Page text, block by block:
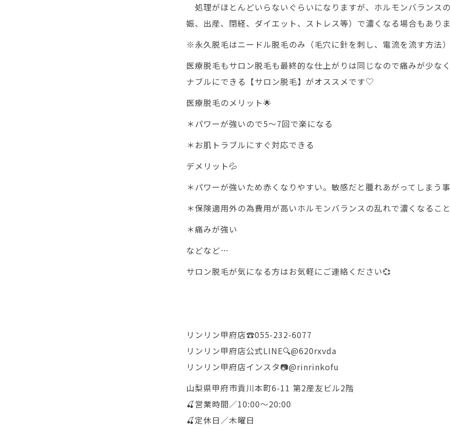
処理がほとんどいらないぐらいになりますが、ホルモンバランス
娠、出産、閉経、ダイエット、ストレス等）で濃くなる場合もありま
※永久脱毛はニードル脱毛のみ（毛穴に針を刺し、電流を流す方法）
医療脱毛もサロン脱毛も最終的な仕上がりは同じなので痛みが少な
ナブルにできる【サロン脱毛】がオススメです♡
医療脱毛のメリット🌟
＊パワーが強いので5～7回で楽になる
＊お肌トラブルにすぐ対応できる
デメリット💦
＊パワーが強いため赤くなりやすい。敏感だと腫れあがってしまう
＊保険適用外の為費用が高いホルモンバランスの乱れで濃くなるこ
＊痛みが強い
などなど…
サロン脱毛が気になる方はお気軽にご連絡ください💞
リンリン甲府店☎️055-232-6077
リンリン甲府店公式LINE🔍@620rxvda
リンリン甲府店インスタ📷@rinrinkofu
山梨県甲府市貢川本町6-11 第2産友ビル2階
🍒営業時間／10:00〜20:00
🍒定休日／木曜日